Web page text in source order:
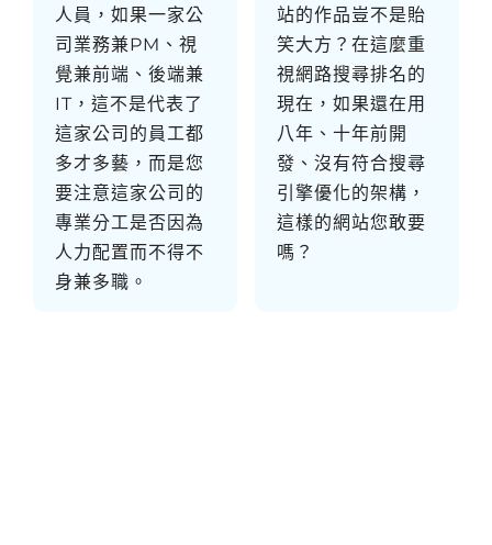
人員，如果一家公
司業務兼PM、視
覺兼前端、後端兼
IT，這不是代表了
這家公司的員工都
多才多藝，而是您
要注意這家公司的
專業分工是否因為
人力配置而不得不
身兼多職。
站的作品豈不是貽
笑大方？在這麼重
視網路搜尋排名的
現在，如果還在用
八年、十年前開
發、沒有符合搜尋
引擎優化的架構，
這樣的網站您敢要
嗎？